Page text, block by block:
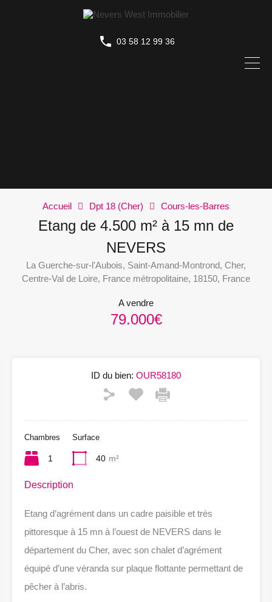
03 58 12 99 36
Accueil Dpt 18 (Cher) Cours-les-Barres
Etang de 4.500 m² à 15 mn de
NEVERS
La Guerche-sur-l'Aubois, Saint-Amand-Montrond, Cher,
Centre-Val de Loire, France métropolitaine, 18150, France
A vendre
79.000€
ID du bien: OUR58180
Chambres
1
Surface
40 m²
Description
Etang d’agrément dans un cadre paisible et très
pittoresque à 15 mn à l’ouest de NEVERS dans le
département du Cher, avec son chalet d’agrément
équipé d’une véranda sur plaque flottante permettant de
pêcher à l’abris.